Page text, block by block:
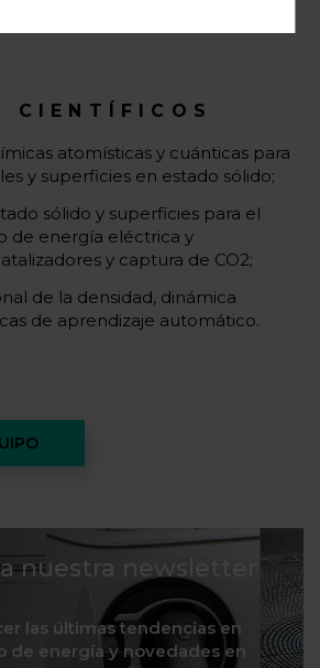
CIENTÍFICOS
atomísticas y cuánticas para
y superficies en estado sólido;
sólido y superficies para el
de energía eléctrica y
y captura de CO2;
de la densidad, dinámica
de aprendizaje automático.
nuestra newsletter
las últimas tendencias en
de energía y novedades en